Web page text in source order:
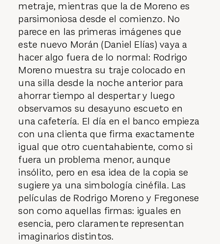
metraje, mientras que la de Moreno es
parsimoniosa desde el comienzo. No
parece en las primeras imágenes que
este nuevo Morán (Daniel Elías) vaya a
hacer algo fuera de lo normal: Rodrigo
Moreno muestra su traje colocado en
una silla desde la noche anterior para
ahorrar tiempo al despertar y luego
observamos su desayuno escueto en
una cafetería. El día en el banco empieza
con una clienta que firma exactamente
igual que otro cuentahabiente, como si
fuera un problema menor, aunque
insólito, pero en esa idea de la copia se
sugiere ya una simbología cinéfila. Las
películas de Rodrigo Moreno y Fregonese
son como aquellas firmas: iguales en
esencia, pero claramente representan
imaginarios distintos.